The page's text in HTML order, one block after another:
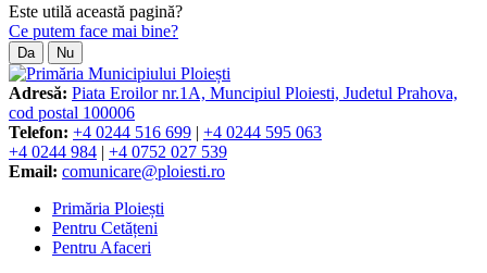
Este utilă această pagină?
Ce putem face mai bine?
Da Nu
Adresă: Piata Eroilor nr.1A, Muncipiul Ploiesti, Judetul Prahova,
cod postal 100006
Telefon: +4 0244 516 699 | +4 0244 595 063
+4 0244 984 | +4 0752 027 539
Email: comunicare@ploiesti.ro
Primăria Ploiești
Pentru Cetățeni
Pentru Afaceri